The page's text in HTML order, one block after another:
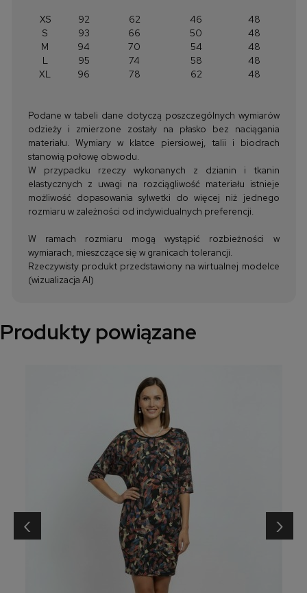
XS 92 62 46
48
S
93 66 50
48
M
94 70 54
48
L
95 74 58
48
XL
96 78 62 48
Podane w tabeli dane dotyczą poszczególnych wymiarów
odzieży i zmierzone zostały na płasko bez naciągania
materiału. Wymiary w klatce piersiowej, talii i biodrach
stanowią połowę obwodu.
W przypadku rzeczy wykonanych z dzianin i tkanin
elastycznych z uwagi na rozciągliwość materiału istnieje
możliwość dopasowania sylwetki do więcej niż jednego
rozmiaru w zależności od indywidualnych preferencji.
W ramach rozmiaru mogą wystąpić rozbieżności w
wymiarach, mieszczące się w granicach tolerancji.
Rzeczywisty produkt przedstawiony na wirtualnej modelce
(wizualizacja AI)
Produkty powiązane
‹ ›